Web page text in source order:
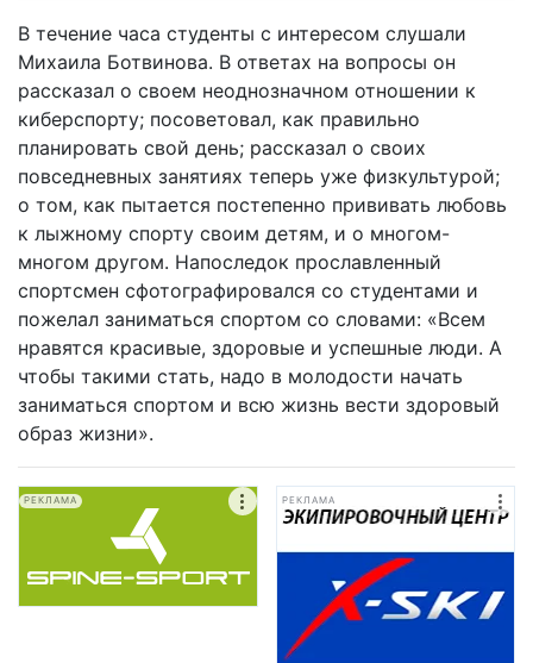
В течение часа студенты с интересом слушали
Михаила Ботвинова. В ответах на вопросы он
рассказал о своем неоднозначном отношении к
киберспорту; посоветовал, как правильно
планировать свой день; рассказал о своих
повседневных занятиях теперь уже физкультурой;
о том, как пытается постепенно прививать любовь
к лыжному спорту своим детям, и о многом-
многом другом. Напоследок прославленный
спортсмен сфотографировался со студентами и
пожелал заниматься спортом со словами: «Всем
нравятся красивые, здоровые и успешные люди. А
чтобы такими стать, надо в молодости начать
заниматься спортом и всю жизнь вести здоровый
образ жизни».
РЕКЛАМА РЕКЛАМА